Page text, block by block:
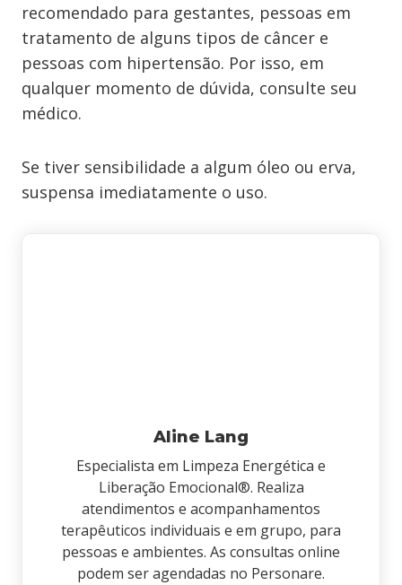
recomendado para gestantes, pessoas em
tratamento de alguns tipos de câncer e
pessoas com hipertensão. Por isso, em
qualquer momento de dúvida, consulte seu
médico.
Se tiver sensibilidade a algum óleo ou erva,
suspensa imediatamente o uso.
Aline Lang
Especialista em Limpeza Energética e
Liberação Emocional®. Realiza
atendimentos e acompanhamentos
terapêuticos individuais e em grupo, para
pessoas e ambientes. As consultas online
podem ser agendadas no Personare.